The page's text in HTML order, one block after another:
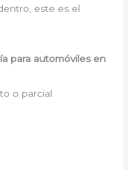
este es el
para automóviles en
o parcial